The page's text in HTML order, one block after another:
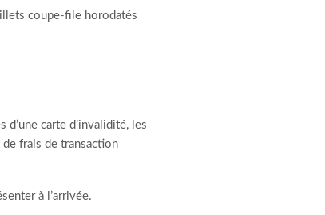
coupe-file horodatés
carte d’invalidité, les
frais de transaction
à l’arrivée.